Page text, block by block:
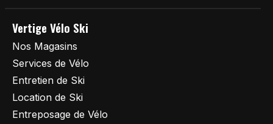
Vertige Vélo Ski
Nos Magasins
Services de Vélo
Entretien de Ski
Location de Ski
Entreposage de Vélo